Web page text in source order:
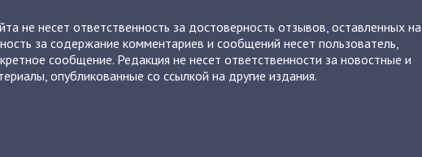
не несет ответственность за достоверность отзывов, оставленных на
за содержание комментариев и сообщений несет пользователь,
сообщение. Редакция не несет ответственности за новостные и
опубликованные со ссылкой на другие издания.